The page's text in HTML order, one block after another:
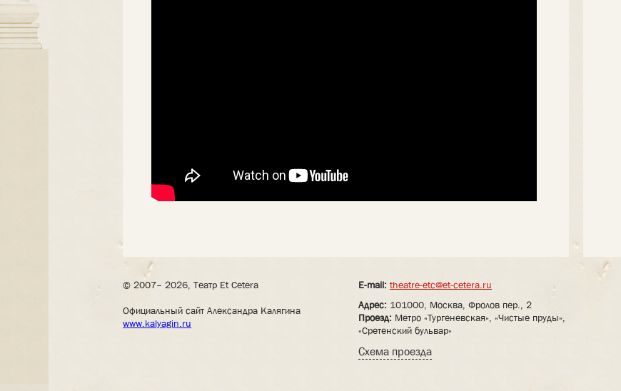
© 2007– 2026, Театр Et Cetera
Официальный сайт Александра Калягина
www.kalyagin.ru
E-mail: theatre-etc@et-cetera.ru
Адрес: 101000, Москва, Фролов пер., 2
Проезд: Метро «Тургеневская», «Чистые пруды»,
«Сретенский бульвар»
Схема проезда